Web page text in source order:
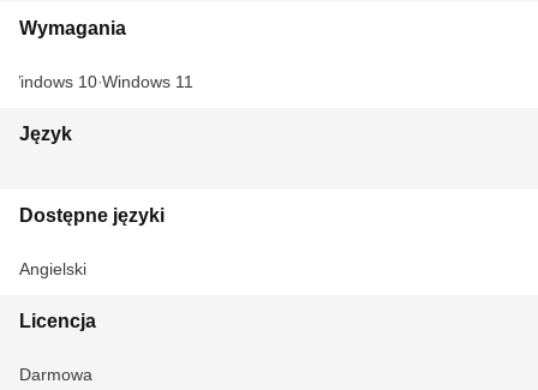
Wymagania
Windows 10 Windows 11
Język
Dostępne języki
Angielski
Licencja
Darmowa